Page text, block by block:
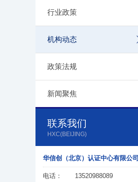
行业政策
机构动态
政策法规
新闻聚焦
联系我们
HXC(BEIJING)
华信创（北京）认证中心有限公司
电话： 13520988089